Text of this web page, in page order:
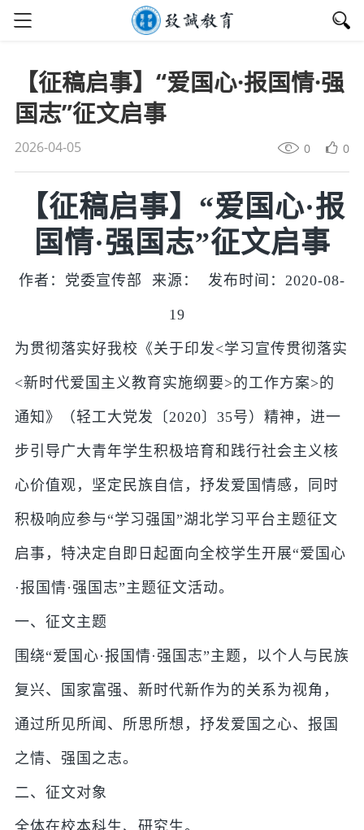
【征稿启事】“爱国心·报国情·强
国志”征文启事
2026-04-05 0 0
【征稿启事】“爱国心·报
国情·强国志”征文启事
作者：党委宣传部 来源： 发布时间：2020-08-
19
为贯彻落实好我校《关于印发<学习宣传贯彻落实
<新时代爱国主义教育实施纲要>的工作方案>的
通知》（轻工大党发〔2020〕35号）精神，进一
步引导广大青年学生积极培育和践行社会主义核
心价值观，坚定民族自信，抒发爱国情感，同时
积极响应参与“学习强国”湖北学习平台主题征文
启事，特决定自即日起面向全校学生开展“爱国心
·报国情·强国志”主题征文活动。
一、征文主题
围绕“爱国心·报国情·强国志”主题，以个人与民族
复兴、国家富强、新时代新作为的关系为视角，
通过所见所闻、所思所想，抒发爱国之心、报国
之情、强国之志。
二、征文对象